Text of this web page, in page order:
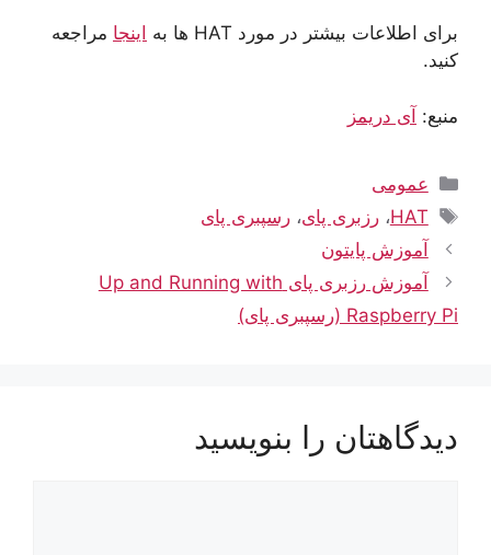
برای اطلاعات بیشتر در مورد HAT ها به اینجا مراجعه
کنید.
منبع: آی دریمز
دسته‌ها
عمومی
برچسب‌ها
HAT،رزبری پای،رسپبری پای
آموزش پایتون
آموزش رزبری پای Up and Running with
Raspberry Pi (رسپبری پای)
دیدگاهتان را بنویسید